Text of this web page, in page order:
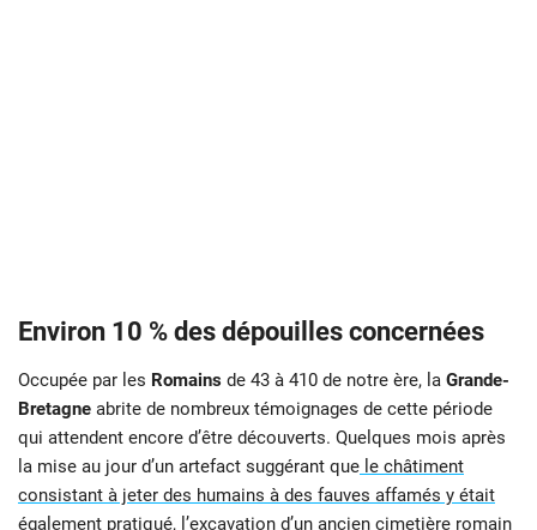
Environ 10 % des dépouilles concernées
Occupée par les Romains de 43 à 410 de notre ère, la Grande-
Bretagne abrite de nombreux témoignages de cette période
qui attendent encore d’être découverts. Quelques mois après
la mise au jour d’un artefact suggérant que le châtiment
consistant à jeter des humains à des fauves affamés y était
également pratiqué, l’excavation d’un ancien cimetière romain